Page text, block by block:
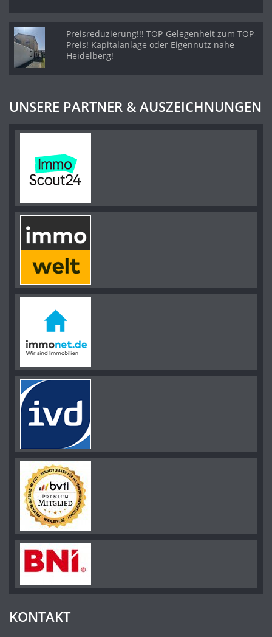
Preisreduzierung!!! TOP-Gelegenheit zum TOP-
Preis! Kapitalanlage oder Eigennutz nahe
Heidelberg!
UNSERE PARTNER & AUSZEICHNUNGEN
KONTAKT